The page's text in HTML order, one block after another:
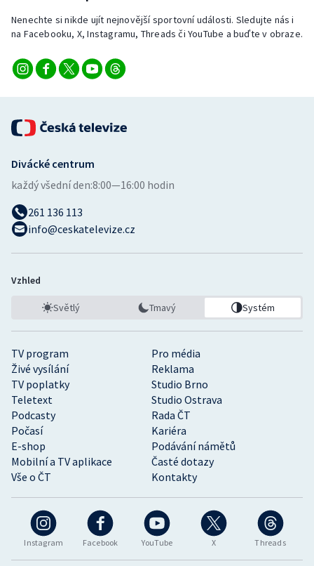
Veslování
Volejbal
Nenechte si nikde ujít nejnovější sportovní události. Sledujte nás i
na Facebooku, X, Instagramu, Threads či YouTube a buďte v obraze.
Instagram Facebook YouTube X Threads
TV program
Pro média
Živé vysílání
Reklama
TV poplatky
Studio Brno
Teletext
Studio Ostrava
Podcasty
Rada ČT
Počasí
Kariéra
E-shop
Podávání námětů
Mobilní a TV aplikace
Časté dotazy
Vše o ČT
Kontakty
Divácké centrum
každý všední den:8:00—16:00 hodin
261 136 113
info@ceskatelevize.cz
Vzhled
Světlý Tmavý Systém